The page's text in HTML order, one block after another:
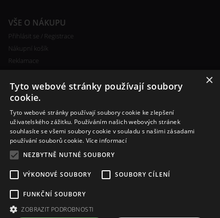
VŠE O NÁKUPU
Přihlásit se / Registrace
Nákupní košík
Reklamace
Certifikáty
RYCHLÝ KONTAKT
+420 608 138 367
×
Tyto webové stránky používají soubory
cookie.
Tyto webové stránky používají soubory cookie ke zlepšení
uživatelského zážitku. Používáním našich webových stránek
souhlasíte se všemi soubory cookie v souladu s našimi zásadami
používání souborů cookie. Více informací
NEZBYTNĚ NUTNÉ SOUBORY
VÝKONOVÉ SOUBORY SOUBORY CÍLENÍ
FUNKČNÍ SOUBORY
ZOBRAZIT PODROBNOSTI